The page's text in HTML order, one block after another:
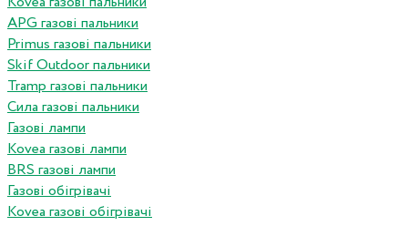
APG газові пальники
Primus газові пальники
Skif Outdoor пальники
Tramp газові пальники
Сила газові пальники
Газові лампи
Kovea газові лампи
BRS газові лампи
Газові обігрівачі
Kovea газові обігрівачі